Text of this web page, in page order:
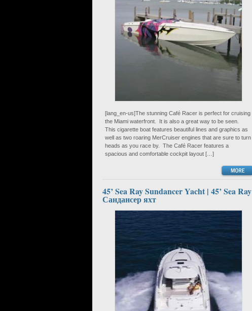
[lang_en-us]The stunning Café Racer is perfect for cruising
the Miami waterfront. It is also a great way to be seen.
This cigarette boat features beautiful lines and graphics as
well as two roaring MerCruiser engines that are sure to turn
heads as you race by. The Café Racer features a
spacious and comfortable cockpit layout […]
45’ Sea Ray Sundancer Yacht | 45’ Sea Ray
Сандансер яхт